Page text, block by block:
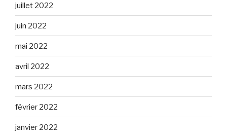
juillet 2022
juin 2022
mai 2022
avril 2022
mars 2022
février 2022
janvier 2022